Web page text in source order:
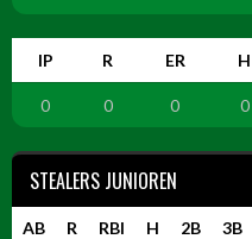
IP R ER H
0 0 0 0
STEALERS JUNIOREN
AB R RBI H 2B 3B